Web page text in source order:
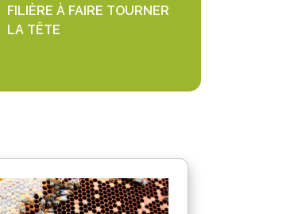
FILIÈRE À FAIRE TOURNER
LA TÊTE